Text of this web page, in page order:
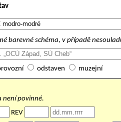
barevné schéma, v případě
odstaven muzejní
není povinné.
REV